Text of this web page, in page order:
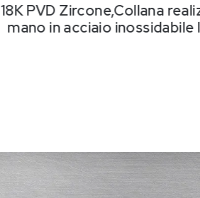
18K PVD Zircone,Collana
mano in acciaio inossidabile